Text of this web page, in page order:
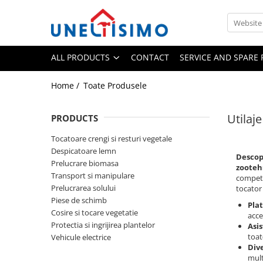
All Products
Tocatoare crengi si resturi vegetale
Despicatoare cu motor termic
Despicatoare electrice
Despicatoare hidraulice
Despicatoare priza tractor PTO
Fierastraie circulare lemne
ALL PRODUCTS CONTACT SERVICE AND SPARE
Home / Toate Produsele
tocator
PRODUCTS
Tocatoare crengi si resturi vegetale
Despicatoare lemn
Prelucrare biomasa
Transport si manipulare
Prelucrarea solului
Piese de schimb
Cosire si tocare vegetatie
Protectia si ingrijirea plantelor
Vehicule electrice